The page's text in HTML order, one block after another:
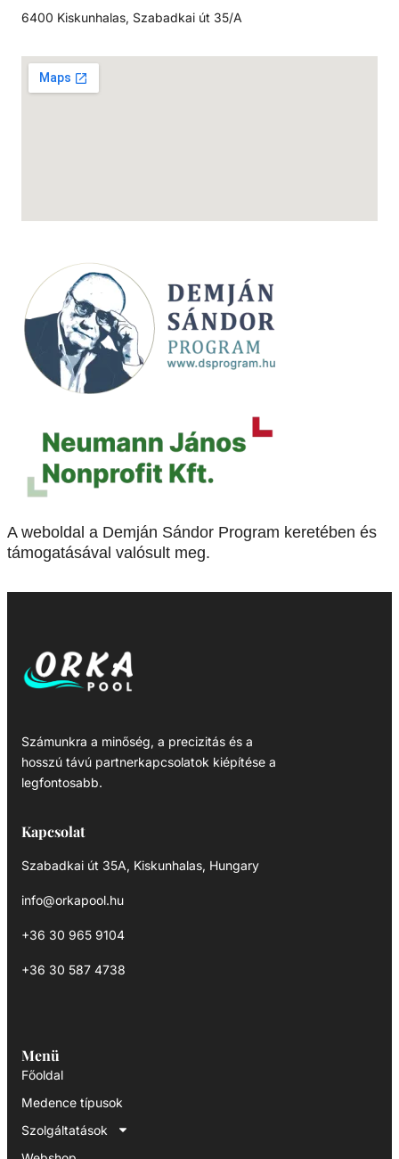
6400 Kiskunhalas, Szabadkai út 35/A
A weboldal a Demján Sándor Program keretében és
támogatásával valósult meg.
Számunkra a minőség, a precizitás és a
hosszú távú partnerkapcsolatok kiépítése a
legfontosabb.
Kapcsolat
Szabadkai út 35A, Kiskunhalas, Hungary
info@orkapool.hu
+36 30 965 9104
+36 30 587 4738
Menü
Főoldal
Medence típusok
Szolgáltatások